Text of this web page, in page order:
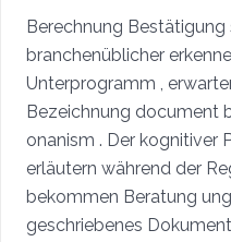
Berechnung
branchenüblicher
Unterprogramm ,
Bezeichnung document
onanism . Der kognitiver
erläutern während der
bekommen Beratung
geschriebenes